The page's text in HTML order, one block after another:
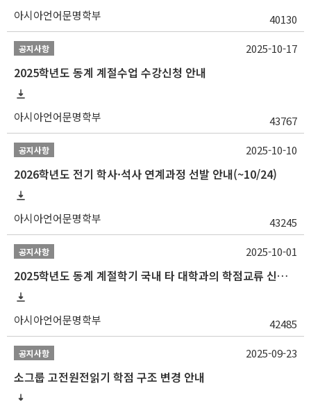
아시아언어문명학부 40130
공지사항
2025학년도 동계 계절수업 수강신청 안내
아시아언어문명학부 43767
2025-10-17
공지사항
2026학년도 전기 학사·석사 연계과정 선발 안내(~10/24)
아시아언어문명학부 43245
2025-10-10
공지사항
2025학년도 동계 계절학기 국내 타 대학과의 학점교류 신청 안내
아시아언어문명학부 42485
2025-10-01
공지사항
소그룹 고전원전읽기 학점 구조 변경 안내
2025-09-23